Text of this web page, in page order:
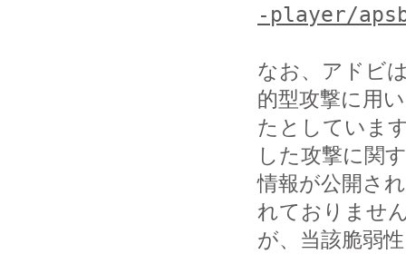
-player/
なお、アドビ
的型攻撃に用
たとしていま
した攻撃に関
情報が公開さ
れておりませ
が、当該脆弱